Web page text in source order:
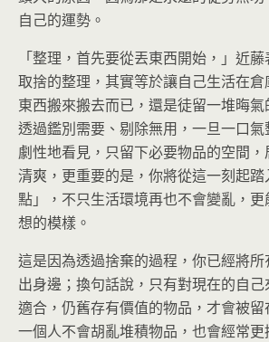
自己的運勢。
「整理，首先要從丟東西開始，」近
取捨的整理，其實等於讓自己生活在
東西搬來搬去而已，還是徒留一堆晦
透過鑑別需要、剔除無用，一旦一口
劇性地看見，只留下必要物品的空間
清爽，更重要的是，你將從這一刻起
點」，不只生活環境再也不會變亂，
想的模樣。
這是因為透過捨棄的過程，你已經將
出身邊；換句話說，只有對現在的自
適合，仍舊存有價值的物品，才會被
一個人不會胡亂堆積物品，也會經常